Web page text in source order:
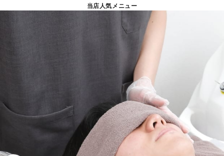
当店人気メニュー